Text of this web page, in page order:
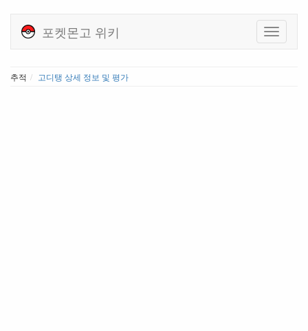
포켓몬고 위키
추적 고디탱 상세 정보 및 평가